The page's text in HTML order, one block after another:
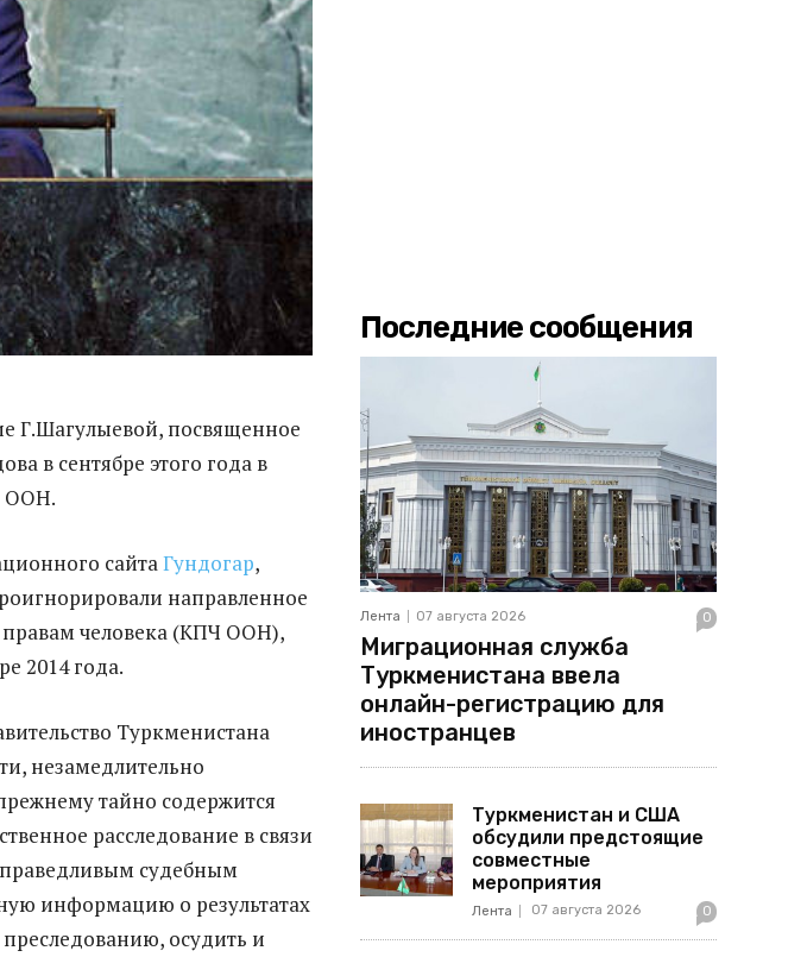
Г.Шагулыевой, посвященное
в сентябре этого года в
ООН.
сайтаГундогар,
направленное
человека (КПЧ ООН),
2014 года.
Туркменистана
незамедлительно
тайно содержится
расследование в связи
судебным
информацию о результатах
осудить и
Последние сообщения
Лента 07 августа 2026 0
Миграционная служба
Туркменистана ввела
онлайн-регистрацию для
иностранцев
Туркменистан и США
обсудили предстоящие
совместные
мероприятия
Лента 07 августа 2026 0